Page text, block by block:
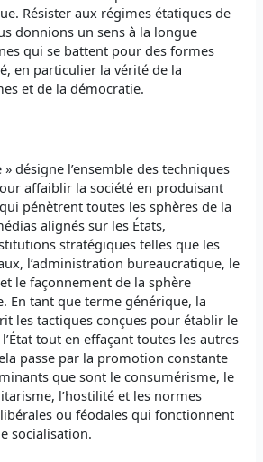
Résister aux régimes étatiques de
donnions un sens à la longue
qui se battent pour des formes
en particulier la vérité de la
et de la démocratie.
désigne l’ensemble des techniques
affaiblir la société en produisant
pénètrent toutes les sphères de la
alignés sur les États,
stratégiques telles que les
l’administration bureaucratique, le
le façonnement de la sphère
En tant que terme générique, la
les tactiques conçues pour établir le
tout en effaçant toutes les autres
passe par la promotion constante
que sont le consumérisme, le
l’hostilité et les normes
ou féodales qui fonctionnent
socialisation.